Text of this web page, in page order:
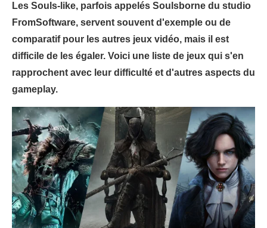
Les Souls-like, parfois appelés Soulsborne du studio
FromSoftware, servent souvent d'exemple ou de
comparatif pour les autres jeux vidéo, mais il est
difficile de les égaler. Voici une liste de jeux qui s'en
rapprochent avec leur difficulté et d'autres aspects du
gameplay.